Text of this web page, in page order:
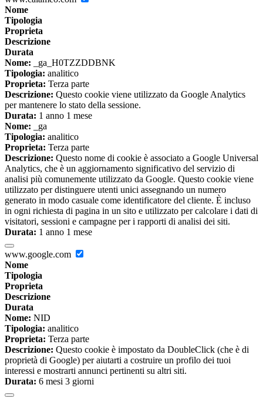
Nome
Tipologia
Proprieta
Descrizione
Durata
Nome: _ga_H0TZZDDBNK
Tipologia: analitico
Proprieta: Terza parte
Descrizione: Questo cookie viene utilizzato da Google Analytics
per mantenere lo stato della sessione.
Durata: 1 anno 1 mese
Nome: _ga
Tipologia: analitico
Proprieta: Terza parte
Descrizione: Questo nome di cookie è associato a Google Universal
Analytics, che è un aggiornamento significativo del servizio di
analisi più comunemente utilizzato da Google. Questo cookie viene
utilizzato per distinguere utenti unici assegnando un numero
generato in modo casuale come identificatore del cliente. È incluso
in ogni richiesta di pagina in un sito e utilizzato per calcolare i dati di
visitatori, sessioni e campagne per i rapporti di analisi dei siti.
Durata: 1 anno 1 mese
www.google.com
Nome
Tipologia
Proprieta
Descrizione
Durata
Nome: NID
Tipologia: analitico
Proprieta: Terza parte
Descrizione: Questo cookie è impostato da DoubleClick (che è di
proprietà di Google) per aiutarti a costruire un profilo dei tuoi
interessi e mostrarti annunci pertinenti su altri siti.
Durata: 6 mesi 3 giorni